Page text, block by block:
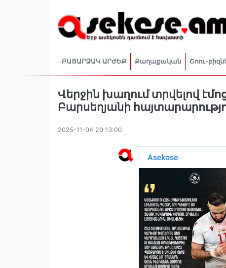
ԲԱՑԱՐՁԱԿ ԱՐԺԵՔ Քաղաքական Շոու-
Վերջին խաղում տրվելով
Բարսեղյանի
2025-11-04 20:13:00